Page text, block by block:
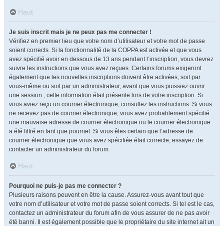
Haut
Je suis inscrit mais je ne peux pas me connecter !
Vérifiez en premier lieu que votre nom d’utilisateur et votre mot de passe
soient corrects. Si la fonctionnalité de la COPPA est activée et que vous
avez spécifié avoir en dessous de 13 ans pendant l’inscription, vous devrez
suivre les instructions que vous avez reçues. Certains forums exigeront
également que les nouvelles inscriptions doivent être activées, soit par
vous-même ou soit par un administrateur, avant que vous puissiez ouvrir
une session ; cette information était présente lors de votre inscription. Si
vous aviez reçu un courrier électronique, consultez les instructions. Si vous
ne recevez pas de courrier électronique, vous avez probablement spécifié
une mauvaise adresse de courrier électronique ou le courrier électronique
a été filtré en tant que pourriel. Si vous êtes certain que l’adresse de
courrier électronique que vous avez spécifiée était correcte, essayez de
contacter un administrateur du forum.
Haut
Pourquoi ne puis-je pas me connecter ?
Plusieurs raisons peuvent en être la cause. Assurez-vous avant tout que
votre nom d’utilisateur et votre mot de passe soient corrects. Si tel est le cas,
contactez un administrateur du forum afin de vous assurer de ne pas avoir
été banni. Il est également possible que le propriétaire du site internet ait un